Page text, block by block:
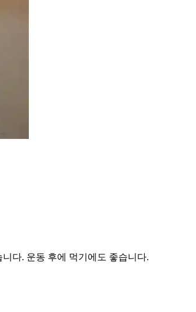
다. 운동 후에 먹기에도 좋습니다.